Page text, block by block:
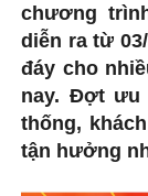
chương
diễn ra từ
đáy cho
nay. Đợt ưu
thống,
tận hưởng